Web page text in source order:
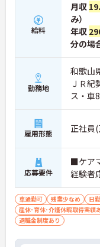
給料
月収
み）
年収
分の場
勤務地
和歌山
ＪＲ紀
ス・車
雇用形態 正社員
応募要件
■ケア
経験者
車通勤可 残業少なめ 日
産休･育休･介護休暇取得実績
退職金制度あり